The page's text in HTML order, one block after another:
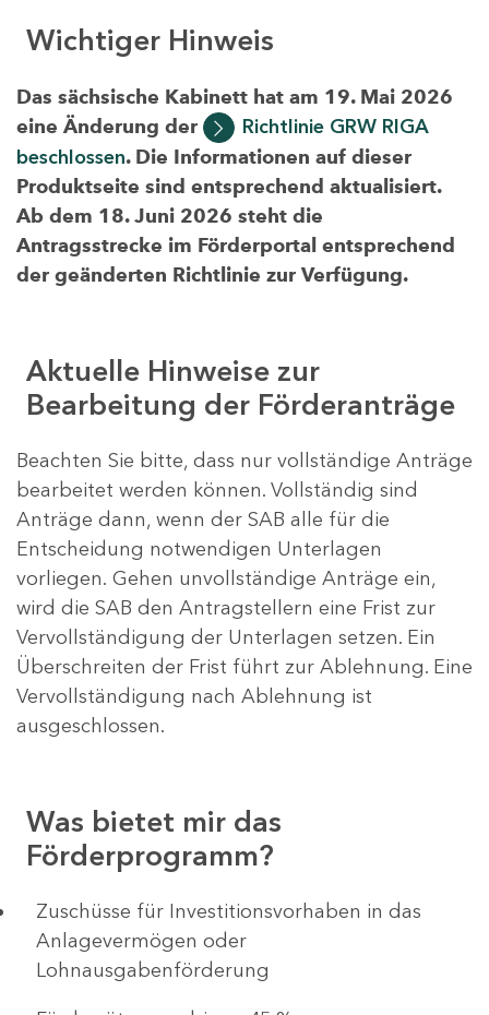
Wichtiger Hinweis
Das sächsische Kabinett hat am 19. Mai 2026
eine Änderung der
Richtlinie GRW RIGA
beschlossen. Die Informationen auf dieser
Produktseite sind entsprechend aktualisiert.
Ab dem 18. Juni 2026 steht die
Antragsstrecke im Förderportal entsprechend
der geänderten Richtlinie zur Verfügung.
Aktuelle Hinweise zur
Bearbeitung der Förderanträge
Beachten Sie bitte, dass nur vollständige Anträge
bearbeitet werden können. Vollständig sind
Anträge dann, wenn der SAB alle für die
Entscheidung notwendigen Unterlagen
vorliegen. Gehen unvollständige Anträge ein,
wird die SAB den Antragstellern eine Frist zur
Vervollständigung der Unterlagen setzen. Ein
Überschreiten der Frist führt zur Ablehnung. Eine
Vervollständigung nach Ablehnung ist
ausgeschlossen.
Was bietet mir das
Förderprogramm?
​​​​​​Zuschüsse für Investitionsvorhaben in das
Anlagevermögen oder
Lohnausgabenförderung